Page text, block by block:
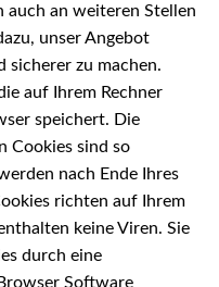
auch an weiteren Stellen
unser Angebot
zu machen.
auf Ihrem Rechner
speichert. Die
Cookies sind so
nach Ende Ihres
richten auf Ihrem
keine Viren. Sie
durch eine
Software